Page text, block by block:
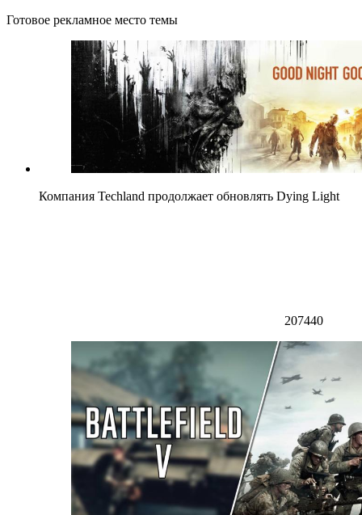
Готовое рекламное место темы
Компания Techland продолжает обновлять Dying Light
207440